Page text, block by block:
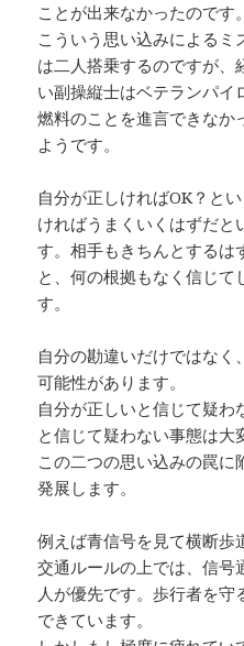
ことが出来なかったのです。
こういう思い込みによるミ
は二人搭乗するのですが
い副操縦士はベテランパイ
燃料のことを進言できなか
ようです。
自分が正しければOK？と
ければうまくいくはずだと
す。相手もきちんとするは
と、何の根拠もなく信じて
す。
自分の勘違いだけではな
可能性があります。
自分が正しいと信じて疑
と信じて疑わない事態は大
この二つの思い込みの罠
発展します。
例えば青信号を見て横断歩
交通ルールの上では、信号
人が優先です。歩行者を
できています。